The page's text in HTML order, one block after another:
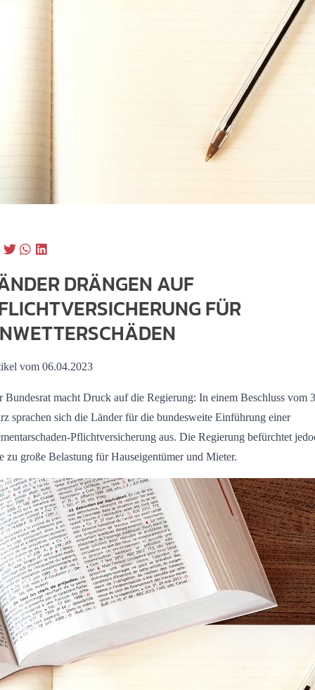
DRÄNGEN AUF
FÜR
vom 06.04.2023
Bundesrat macht Druck auf die Regierung: In einem Beschluss vom
sprachen sich die Länder für die bundesweite Einführung einer
Pflichtversicherung aus. Die Regierung befürchtet
zu große Belastung für Hauseigentümer und Mieter.